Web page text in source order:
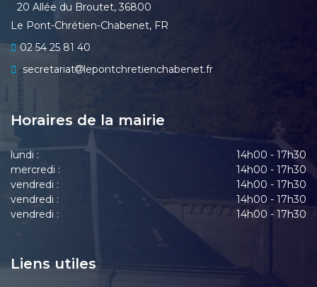
20 Allée du Broutet, 36800
Le Pont-Chrétien-Chabenet, FR
02 54 25 81 40
secretariat
lepontchretienchabenet.fr
Horaires de la mairie
lundi :
14h00 - 17h30
mercredi :
14h00 - 17h30
vendredi :
14h00 - 17h30
vendredi :
14h00 - 17h30
vendredi :
14h00 - 17h30
Liens utiles